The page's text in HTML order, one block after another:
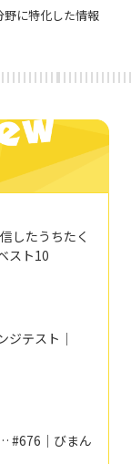
に特化した情報
したうちたく
スト10
ジテスト｜
#676｜びまん